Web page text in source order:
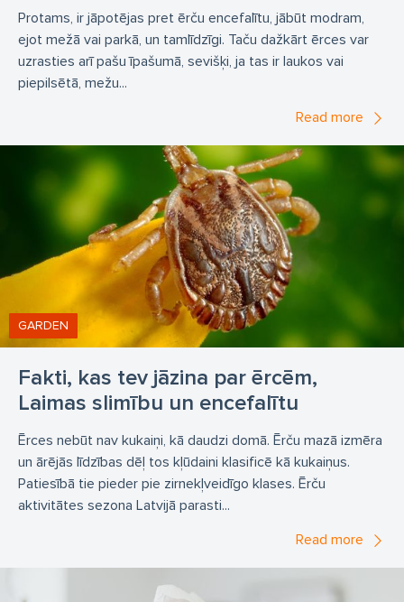
deratizācija pagrabos
deratizācija bērnunamos
dezinsekcija hosteļos
dezinsekcija veikalos
dezinsekcija Rīgā
Dezkontrol
Dezkontrole
Dez Kontrol
Dez Kontrole
deratizācija Rīgā
dezinsekcija Rīgā
deratizācija Siguldā
dezinsekcija Siguldā
deratizācija Jelgava
dezinsekcija Jelgavā
deratizācija Ķekavā
dezinsekcija Ķekavā
deratizācija Ogrē
dezinsekcija Ogrē
deratizācija Siguldā
dezinsekcija Siguldā
dezinfekcija
Protams, ir jāpotējas pret ērču encefalītu, jābūt modram,
ejot mežā vai parkā, un tamlīdzīgi. Taču dažkārt ērces var
uzrasties arī pašu īpašumā, sevišķi, ja tas ir laukos vai
piepilsētā, mežu...
Read more
Fakti, kas tev jāzina par ērcēm,
Laimas slimību un encefalītu
GARDEN
Ērces nebūt nav kukaiņi, kā daudzi domā. Ērču mazā izmēra
un ārējās līdzības dēļ tos kļūdaini klasificē kā kukaiņus.
Patiesībā tie pieder pie zirnekļveidīgo klases. Ērču
aktivitātes sezona Latvijā parasti...
Read more